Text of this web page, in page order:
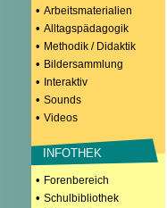
• Arbeitsmaterialien
• Alltagspädagogik
• Methodik / Didaktik
• Bildersammlung
• Interaktiv
• Sounds
• Videos
INFOTHEK
• Forenbereich
• Schulbibliothek